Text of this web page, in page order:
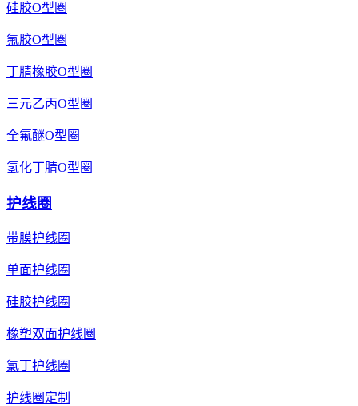
硅胶O型圈
氟胶O型圈
丁腈橡胶O型圈
三元乙丙O型圈
全氟醚O型圈
氢化丁腈O型圈
护线圈
带膜护线圈
单面护线圈
硅胶护线圈
橡塑双面护线圈
氯丁护线圈
护线圈定制